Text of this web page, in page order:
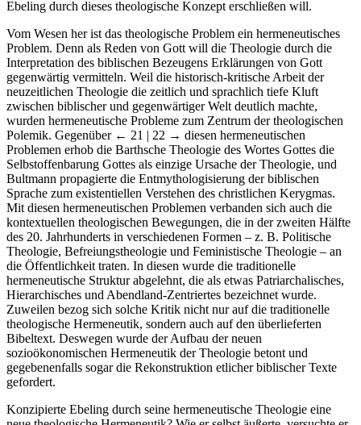
Ebeling durch dieses theologische Konzept erschließen will.
Vom Wesen her ist das theologische Problem ein hermeneutisches
Problem. Denn als Reden von Gott will die Theologie durch die
Interpretation des biblischen Bezeugens Erklärungen von Gott
gegenwärtig vermitteln. Weil die historisch-kritische Arbeit der
neuzeitlichen Theologie die zeitlich und sprachlich tiefe Kluft
zwischen biblischer und gegenwärtiger Welt deutlich machte,
wurden hermeneutische Probleme zum Zentrum der theologischen
Polemik. Gegenüber ← 21 | 22 → diesen hermeneutischen
Problemen erhob die Barthsche Theologie des Wortes Gottes die
Selbstoffenbarung Gottes als einzige Ursache der Theologie, und
Bultmann propagierte die Entmythologisierung der biblischen
Sprache zum existentiellen Verstehen des christlichen Kerygmas.
Mit diesen hermeneutischen Problemen verbanden sich auch die
kontextuellen theologischen Bewegungen, die in der zweiten Hälfte
des 20. Jahrhunderts in verschiedenen Formen – z. B. Politische
Theologie, Befreiungstheologie und Feministische Theologie – an
die Öffentlichkeit traten. In diesen wurde die traditionelle
hermeneutische Struktur abgelehnt, die als etwas Patriarchalisches,
Hierarchisches und Abendland-Zentriertes bezeichnet wurde.
Zuweilen bezog sich solche Kritik nicht nur auf die traditionelle
theologische Hermeneutik, sondern auch auf den überlieferten
Bibeltext. Deswegen wurde der Aufbau der neuen
sozioökonomischen Hermeneutik der Theologie betont und
gegebenenfalls sogar die Rekonstruktion etlicher biblischer Texte
gefordert.
Konzipierte Ebeling durch seine hermeneutische Theologie eine